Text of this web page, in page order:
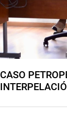
CASO